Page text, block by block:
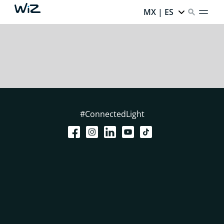
MX | ES
#ConnectedLight